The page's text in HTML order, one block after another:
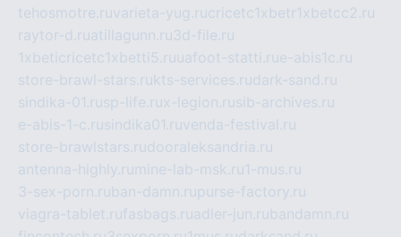
tehosmotre.ruvarieta-yug.rucricetc1xbetr1xbetcc2.ru
raytor-d.ruatillagunn.ru3d-file.ru
1xbeticricetc1xbetti5.ruuafoot-statti.rue-abis1c.ru
store-brawl-stars.rukts-services.rudark-sand.ru
sindika-01.rusp-life.rux-legion.rusib-archives.ru
e-abis-1-c.rusindika01.ruvenda-festival.ru
store-brawlstars.rudooraleksandria.ru
antenna-highly.ru mine-lab-msk.ru1-mus.ru
3-sex-porn.ruban-damn.rupurse-factory.ru
viagra-tablet.rufasbags.ruadler-jun.rubandamn.ru